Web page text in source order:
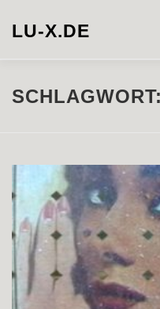
Inhalt
springen
LU-X.DE
PROJECTS
SCHLAGWORT: